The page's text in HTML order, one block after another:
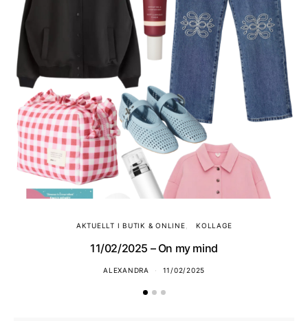
AKTUELLT I BUTIK & ONLINE KOLLAGE
11/02/2025 – On my mind
ALEXANDRA 11/02/2025